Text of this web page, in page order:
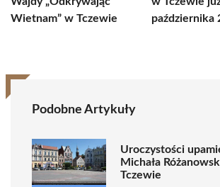
Wietnam” w Tczewie
października
Podobne Artykuły
Uroczystości
Michała
Tczewie